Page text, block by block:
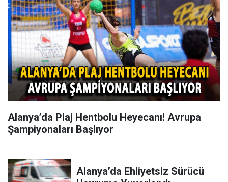
Alanya’da Plaj Hentbolu Heyecanı! Avrupa
Şampiyonaları Başlıyor
Alanya’da Ehliyetsiz Sürücü